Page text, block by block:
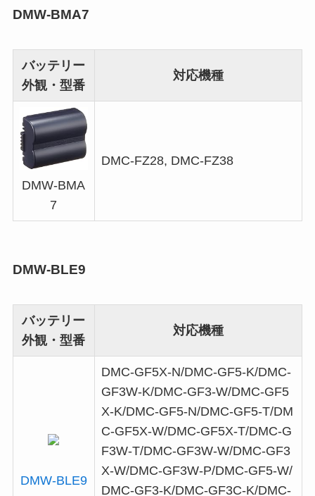
DMW-BMA7
バッテリー
外観・型番
対応機種
DMW-BMA
7
DMC-FZ28, DMC-FZ38
DMW-BLE9
バッテリー
外観・型番
対応機種
DMW-BLE9
DMC-GF5X-N/DMC-GF5-K/DMC-
GF3W-K/DMC-GF3-W/DMC-GF5
X-K/DMC-GF5-N/DMC-GF5-T/DM
C-GF5X-W/DMC-GF5X-T/DMC-G
F3W-T/DMC-GF3W-W/DMC-GF3
X-W/DMC-GF3W-P/DMC-GF5-W/
DMC-GF3-K/DMC-GF3C-K/DMC-